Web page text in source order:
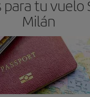
para tu vuelo
Milán